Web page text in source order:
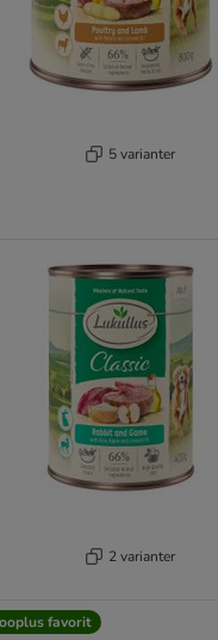
5 varianter
2 varianter
favorit